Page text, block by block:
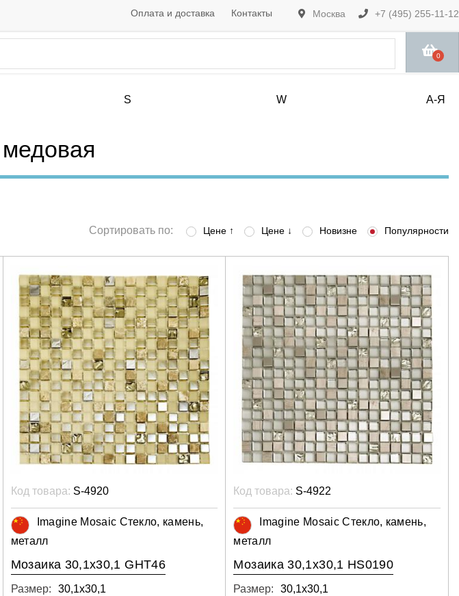
Москва +7 (495) 255-11-12
Оплата и доставка Контакты
0
S W А-Я
Сортировать по: Цене ↑ Цене ↓ Новизне Популярности
Код товара: S-4920
Imagine Mosaic Стекло, камень,
металл
Мозаика 30,1x30,1 GHT46
Размер:
30,1х30,1
Код товара: S-4922
Imagine Mosaic Стекло, камень,
металл
Мозаика 30,1x30,1 HS0190
Размер:
30,1х30,1